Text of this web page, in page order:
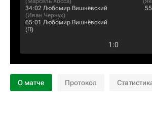
34:02 Любомир Вишнёвский
(Иван Чернух)
65:01 Любомир Вишнёвский
(П)
1 :0
О матче Протокол